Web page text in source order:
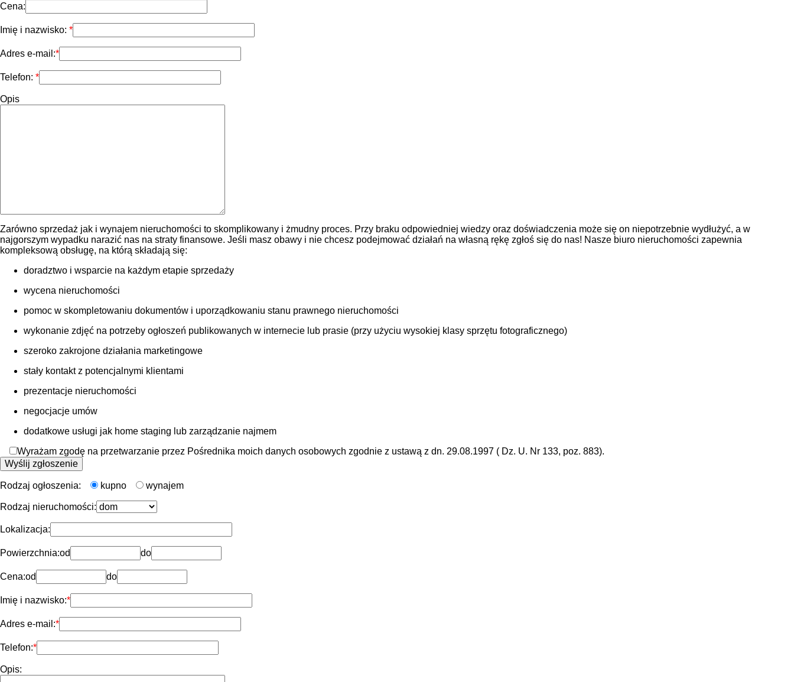
Cena:
Imię i nazwisko:
Adres e-mail:
Telefon:
Opis
Zarówno sprzedaż jak i wynajem nieruchomości to skomplikowany i żmudny proces. Przy braku odpowiedniej wiedzy oraz doświadczenia może się on niepotrzebnie wydłużyć, a w
najgorszym wypadku narazić nas na straty finansowe. Jeśli masz obawy i nie chcesz podejmować działań na własną rękę zgłoś się do nas! Nasze biuro nieruchomości zapewnia
kompleksową obsługę, na którą składają się:
doradztwo i wsparcie na każdym etapie sprzedaży
wycena nieruchomości
pomoc w skompletowaniu dokumentów i uporządkowaniu stanu prawnego nieruchomości
wykonanie zdjęć na potrzeby ogłoszeń publikowanych w internecie lub prasie (przy użyciu wysokiej klasy sprzętu fotograficznego)
szeroko zakrojone działania marketingowe
stały kontakt z potencjalnymi klientami
prezentacje nieruchomości
negocjacje umów
dodatkowe usługi jak home staging lub zarządzanie najmem
Wyrażam zgodę na przetwarzanie przez Pośrednika moich danych osobowych zgodnie z ustawą z dn. 29.08.1997 ( Dz. U. Nr 133, poz. 883).
Rodzaj ogłoszenia: kupno wynajem
Rodzaj nieruchomości:
Lokalizacja:
Powierzchnia:od do
Cena:od do
Imię i nazwisko:
Adres e-mail:
Telefon:
Opis: